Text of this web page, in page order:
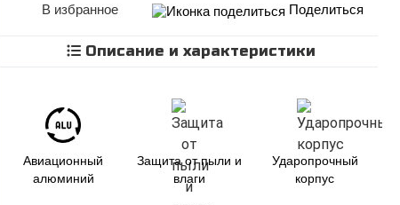
В избранное Поделиться
Описание и характеристики
Авиационный
алюминий
Защита от пыли и
влаги
Ударопрочный
корпус